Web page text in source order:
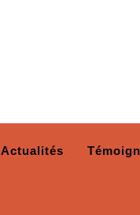
Actualités